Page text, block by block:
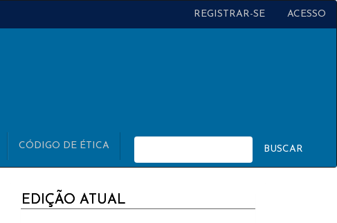
REGISTRAR-SE ACESSO
CÓDIGO DE ÉTICA BUSCAR
CURRENT
EDIÇÃO ATUAL